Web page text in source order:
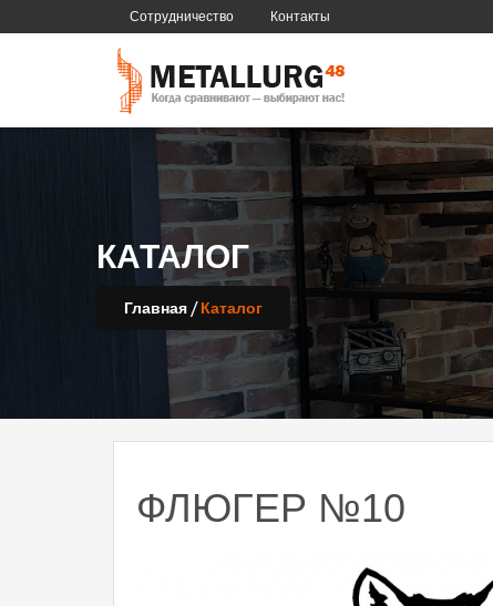
Сотрудничество Контакты
КАТАЛОГ
Главная /Каталог
ФЛЮГЕР №10